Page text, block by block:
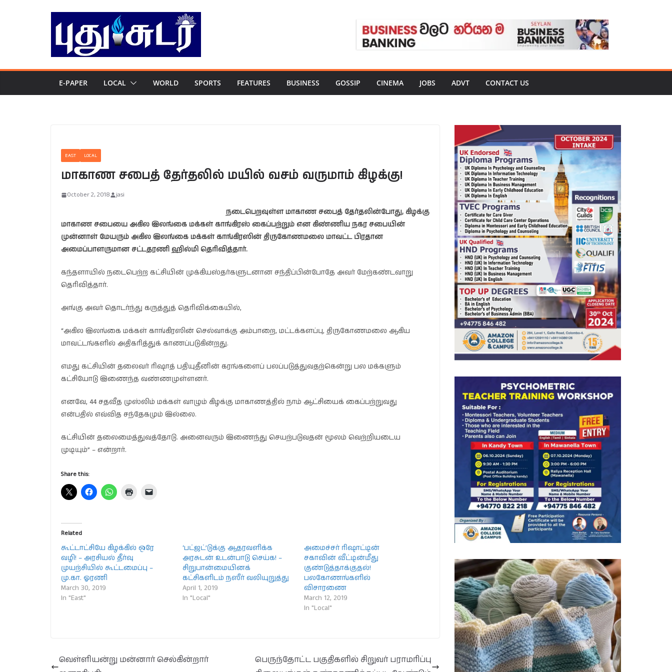
E-PAPER LOCAL WORLD SPORTS FEATURES BUSINESS GOSSIP CINEMA JOBS ADVT CONTACT US
EAST LOCAL
மாகாண சபைத் தேர்தலில் மயில் வசம் வருமாம் கிழக்கு!
October 2, 2018 jasi
நடைபெறவுள்ள மாகாண சபைத் தேர்தலின்போது, கிழக்கு
மாகாண சபையை அகில இலங்கை மக்கள் காங்கிரஸ் கைப்பற்றும் என கிண்ணிய நகர சபையின்
முன்னாள் மேயரும் அகில இலங்கை மக்கள் காங்கிரஸின் திருகோணமலை மாவட்ட பிரதான
அமைப்பாளருமான சட்டதரணி ஹில்மி தெரிவித்தார்.
கந்தளாயில் நடைபெற்ற கட்சியின் முக்கியஸ்தர்களுடனான சந்திப்பின்போதே அவர் மேற்கண்டவாறு
தெரிவித்தார்.
அங்கு அவர் தொடர்ந்து கருத்துத் தெரிவிக்கையில்,
“அகில இலங்கை மக்கள் காங்கிரஸின் செல்வாக்கு அம்பாறை, மட்டக்களப்பு, திருகோணமலை ஆகிய
மாவட்டங்களில் அதிகரித்துக் காணப்படுகின்றது.
எமது கட்சியின் தலைவர் ரிஷாத் பதியுதீனின் கரங்களைப் பலப்படுத்துவதற்கென்று பல மக்களும்
கட்சியோடு இணைந்த வண்ணமுள்ளனர்.
எனவே, 44 சதவீத முஸ்லிம் மக்கள் வாழும் கிழக்கு மாகாணத்தில் நாம் ஆட்சியைக் கைப்பற்றுவது
என்பதில் எவ்வித சந்தேகமும் இல்லை.
கட்சியின் தலைமைத்துவத்தோடு. அனைவரும் இணைந்து செயற்படுவதன் மூலம் வெற்றியடைய
முடியும்” – என்றார்.
Share this:
Related
கூட்டாட்சியே கிழக்கில் ஒரே
வழி! – அரசியல் தீர்வு
முயற்சியில் கூட்டமைப்பு –
மு.கா. ஓரணி
March 30, 2019
In "East"
‘பட்ஜட்’டுக்கு ஆதரவளிக்க
அரசுடன் உடன்பாடு செய்க! –
சிறுபான்மையினக்
கட்சிகளிடம் நஸீர் வலியுறுத்து
April 1, 2019
In "Local"
அமைச்சர் ரிஷாட்டின்
சகாவின் வீட்டின்மீது
குண்டுத்தாக்குதல்!
பலகோணங்களில்
விசாரணை
March 12, 2019
In "Local"
வெள்ளியன்று மன்னார் செல்கின்றார்
பெருந்தோட்ட பகுதிகளில் சிறுவர் பராமரிப்பு